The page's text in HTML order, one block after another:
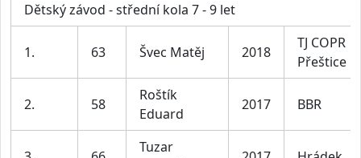
Dětský závod - střední kola 7 - 9 let
1. 63 Švec Matěj 2018
TJ COPR
Přeštice
2. 58
Roštík
Eduard
2017 BBR
Tuzar